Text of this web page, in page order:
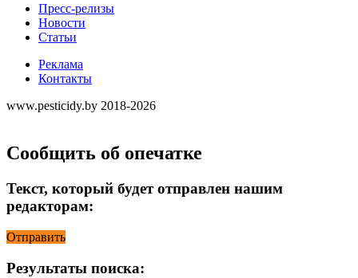
Пресс-релизы
Новости
Статьи
Реклама
Контакты
www.pesticidy.by 2018-2026
Сообщить об опечатке
Текст, который будет отправлен нашим
редакторам:
Отправить
Результаты поиска: